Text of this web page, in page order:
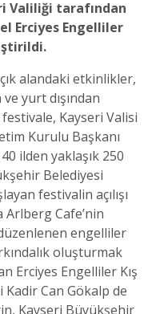
Valiliği tarafından
Erciyes Engelliler
alandaki etkinlikler,
yurt dışından
Kayseri Valisi
Kurulu Başkanı
40 ilden yaklaşık 250
Belediyesi
festivalin açılışı
Arlberg Cafe’nin
engelliler
oluşturmak
Erciyes Engelliler Kış
Can Gökalp de
Kayseri Büyükşehir